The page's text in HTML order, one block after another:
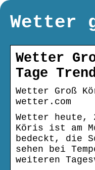
Wetter
Wetter
Tage
Wetter Groß
wetter.com
Wetter heute,
Köris ist am
bedeckt, die
sehen bei
weiteren